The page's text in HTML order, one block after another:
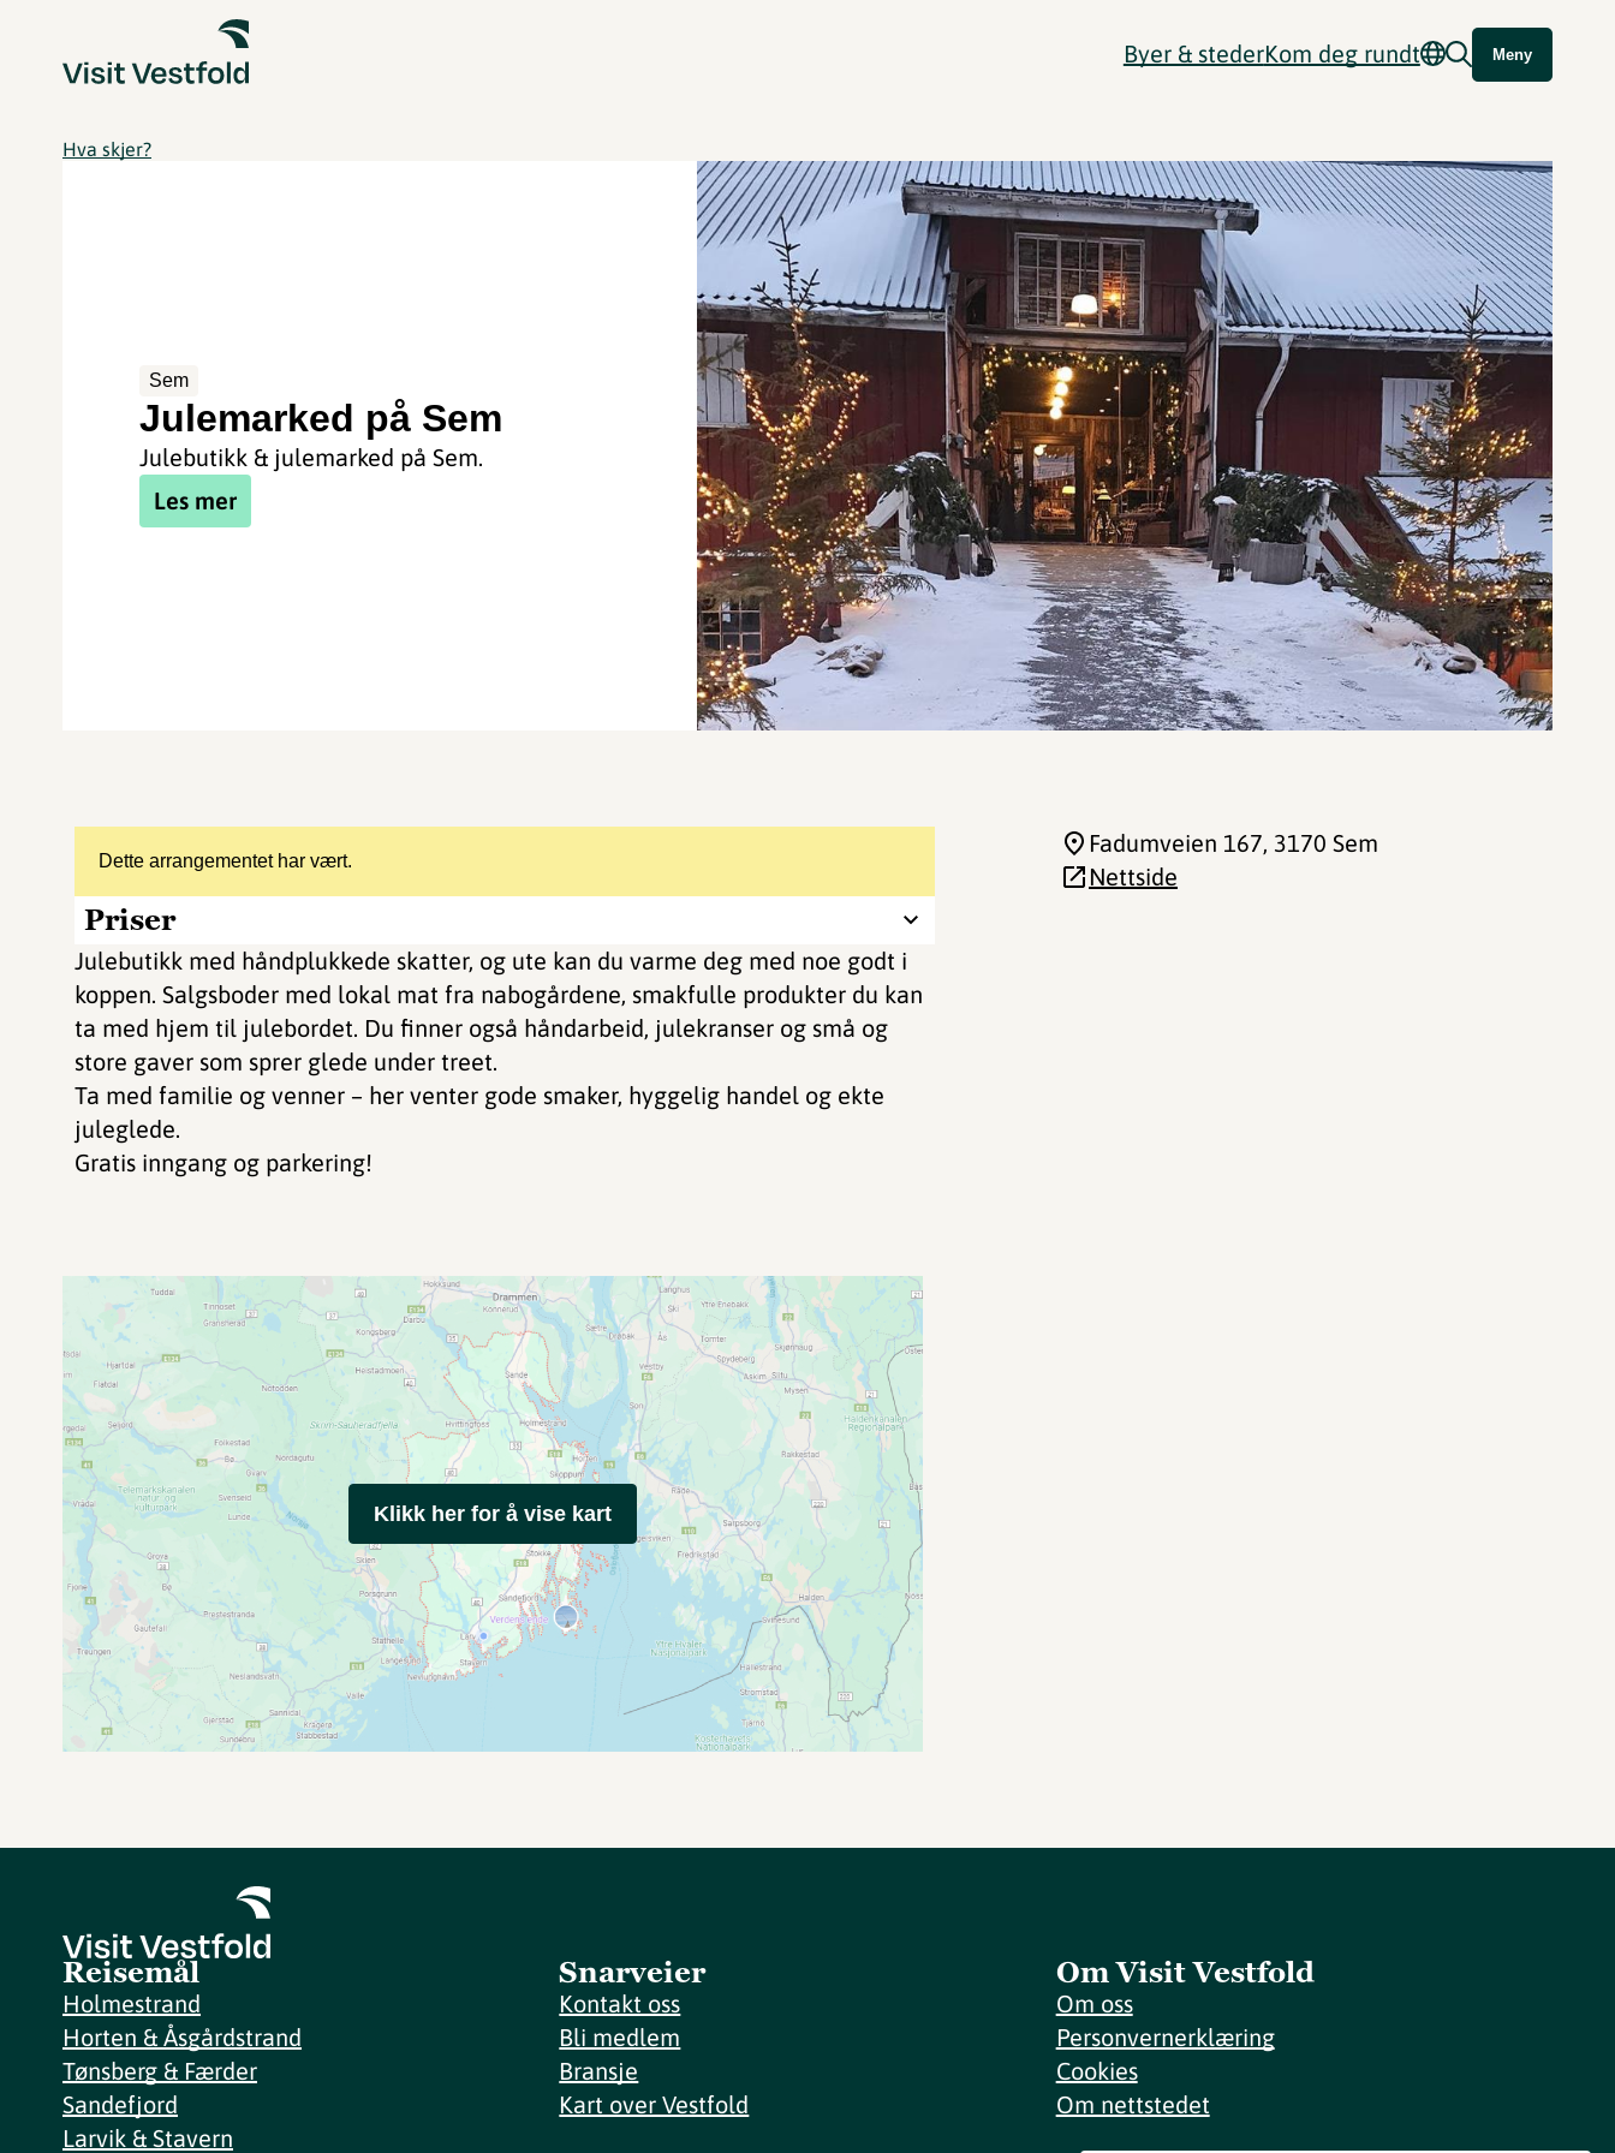
Byer & stederKom deg rundt Meny
Hva skjer?
Sem
Julemarked på Sem
Julebutikk & julemarked på Sem.
Les mer
Dette arrangementet har vært.
Priser
Julebutikk med håndplukkede skatter, og ute kan du varme deg med noe godt i
koppen. Salgsboder med lokal mat fra nabogårdene, smakfulle produkter du kan
ta med hjem til julebordet. Du finner også håndarbeid, julekranser og små og
store gaver som sprer glede under treet.
Ta med familie og venner – her venter gode smaker, hyggelig handel og ekte
juleglede.
Gratis inngang og parkering!
Fadumveien 167, 3170 Sem
Nettside
Klikk her for å vise kart
Reisemål
Holmestrand
Horten & Åsgårdstrand
Tønsberg & Færder
Sandefjord
Larvik & Stavern
Snarveier
Kontakt oss
Bli medlem
Bransje
Kart over Vestfold
Om Visit Vestfold
Om oss
Personvernerklæring
Cookies
Om nettstedet